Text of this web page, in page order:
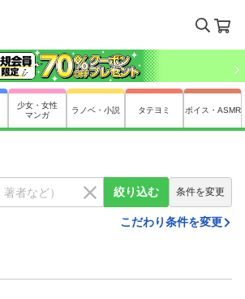
少女・女性
マンガ
ラノベ・小説 タテヨミ ボイス・ASMR
絞り込む 条件を変更
こだわり条件を変更